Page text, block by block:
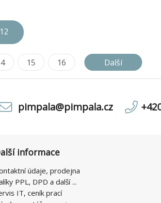
12
15 16 Další
pimpala@pimpala.cz
informace
údaje, prodejna
PPL, DPD a další ...
IT, ceník prací